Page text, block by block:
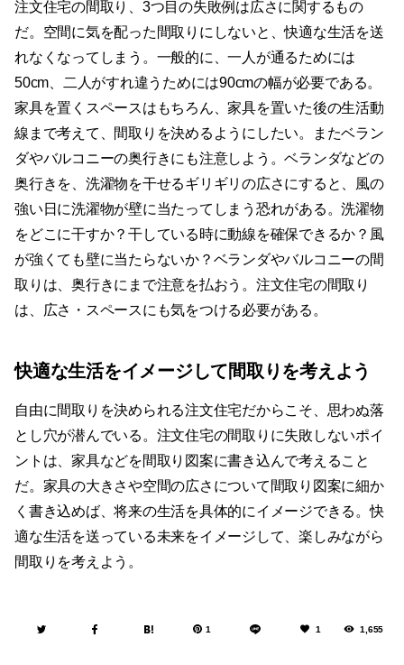
注文住宅の間取り、3つ目の失敗例は広さに関するもの
だ。空間に気を配った間取りにしないと、快適な生活を送
れなくなってしまう。一般的に、一人が通るためには
50cm、二人がすれ違うためには90cmの幅が必要である。
家具を置くスペースはもちろん、家具を置いた後の生活動
線まで考えて、間取りを決めるようにしたい。またベラン
ダやバルコニーの奥行きにも注意しよう。ベランダなどの
奥行きを、洗濯物を干せるギリギリの広さにすると、風の
強い日に洗濯物が壁に当たってしまう恐れがある。洗濯物
をどこに干すか？干している時に動線を確保できるか？風
が強くても壁に当たらないか？ベランダやバルコニーの間
取りは、奥行きにまで注意を払おう。注文住宅の間取り
は、広さ・スペースにも気をつける必要がある。
快適な生活をイメージして間取りを考えよう
自由に間取りを決められる注文住宅だからこそ、思わぬ落
とし穴が潜んでいる。注文住宅の間取りに失敗しないポイ
ントは、家具などを間取り図案に書き込んで考えること
だ。家具の大きさや空間の広さについて間取り図案に細か
く書き込めば、将来の生活を具体的にイメージできる。快
適な生活を送っている未来をイメージして、楽しみながら
間取りを考えよう。
1 1 1,655